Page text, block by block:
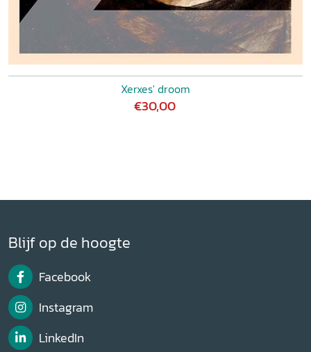
Xerxes' droom
€30,00
Blijf op de hoogte
Facebook
Instagram
LinkedIn